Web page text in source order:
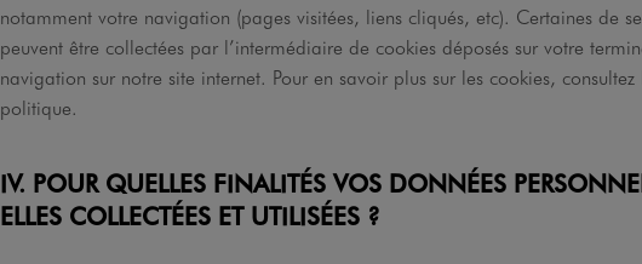
notamment votre navigation (pages visitées, liens cliqués, etc). Certaines de
peuvent être collectées par l’intermédiaire de cookies déposés sur votre
navigation sur notre site internet. Pour en savoir plus sur les cookies,
politique.
IV. POUR QUELLES FINALITÉS VOS DONNÉES
ELLES COLLECTÉES ET UTILISÉES ?